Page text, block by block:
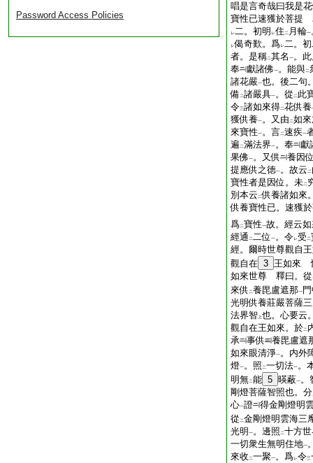
Password Access Policies
唱是言奇哉曰我是
寶性已速獲於菩提
レ二。初明 レ住 二 月輪一
レ偈奇歎。爲レ二。
者。是稱二其名 一。
奉
獻諸佛一。能與二
諸花嚴一也。後二句
備 二諸嚴具一。從 二 此
令三諸如來得二花供養
獲供養一。又由 二如
來寶性一。言二速疾一
遍 二滿法界一。奉
獻
果佛一。又供
養因
提應供之徳一。故云 二
寶性者是因位。未二
別本云 二供養諸如來
供養寶性已。速獲
爲二寶性一故。經云
經通 二二位 一。令レ受 二
經。爾時世尊觀自
觀自在 3 王如來
如來世尊 釋曰。從
來供 二養毘盧遮那一
光明供養莊嚴菩薩
法界智 上也。心要云
觀自在王如來。於二
承
事供
養毘盧遮
如來眼清淨一。内外
燈一。照 二一切法一。
明無二能 5 暎蔽一。
剛燈菩薩智照也。
心一證
得金剛燈明
從 二金剛燈明雲海三
光明 一。邊照 二十方
一切衆生無明住地一
來收 二一聚一。爲レ令三